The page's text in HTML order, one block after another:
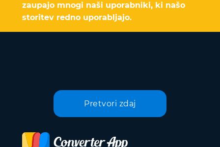
zaupajo mnogi naši uporabniki, ki našo
storitev redno uporabljajo.
Pretvori zdaj